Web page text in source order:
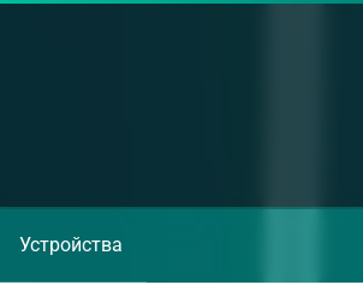
Устройства